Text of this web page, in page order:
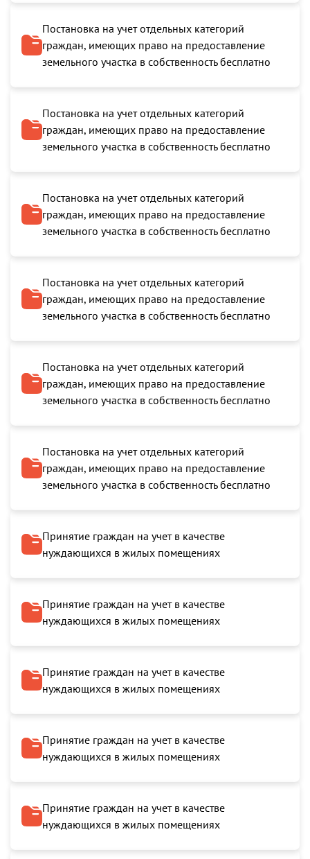
Постановка на учет отдельных категорий
граждан, имеющих право на предоставление
земельного участка в собственность бесплатно
Постановка на учет отдельных категорий
граждан, имеющих право на предоставление
земельного участка в собственность бесплатно
Постановка на учет отдельных категорий
граждан, имеющих право на предоставление
земельного участка в собственность бесплатно
Постановка на учет отдельных категорий
граждан, имеющих право на предоставление
земельного участка в собственность бесплатно
Постановка на учет отдельных категорий
граждан, имеющих право на предоставление
земельного участка в собственность бесплатно
Постановка на учет отдельных категорий
граждан, имеющих право на предоставление
земельного участка в собственность бесплатно
Принятие граждан на учет в качестве
нуждающихся в жилых помещениях
Принятие граждан на учет в качестве
нуждающихся в жилых помещениях
Принятие граждан на учет в качестве
нуждающихся в жилых помещениях
Принятие граждан на учет в качестве
нуждающихся в жилых помещениях
Принятие граждан на учет в качестве
нуждающихся в жилых помещениях